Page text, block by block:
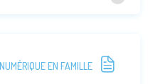
NUMÉRIQUE EN FAMILLE